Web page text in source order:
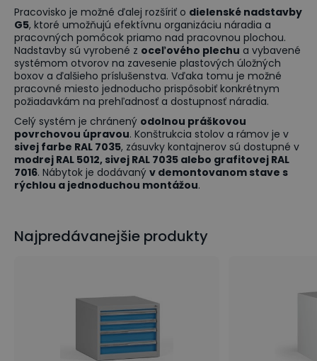
Pracovisko je možné ďalej rozšíriť o dielenské nadstavby
G5, ktoré umožňujú efektívnu organizáciu náradia a
pracovných pomôcok priamo nad pracovnou plochou.
Nadstavby sú vyrobené z oceľového plechu a vybavené
systémom otvorov na zavesenie plastových úložných
boxov a ďalšieho príslušenstva. Vďaka tomu je možné
pracovné miesto jednoducho prispôsobiť konkrétnym
požiadavkám na prehľadnosť a dostupnosť náradia.
Celý systém je chránený odolnou práškovou
povrchovou úpravou. Konštrukcia stolov a rámov je v
sivej farbe RAL 7035, zásuvky kontajnerov sú dostupné v
modrej RAL 5012, sivej RAL 7035 alebo grafitovej RAL
7016. Nábytok je dodávaný v demontovanom stave s
rýchlou a jednoduchou montážou.
Najpredávanejšie produkty